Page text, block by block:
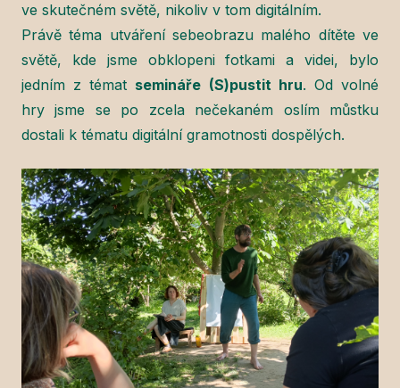
ve skutečném světě, nikoliv v tom digitálním.
Právě téma utváření sebeobrazu malého dítěte ve
světě, kde jsme obklopeni fotkami a videi, bylo
jedním z témat semináře (S)pustit hru. Od volné
hry jsme se po zcela nečekaném oslím můstku
dostali k tématu digitální gramotnosti dospělých.